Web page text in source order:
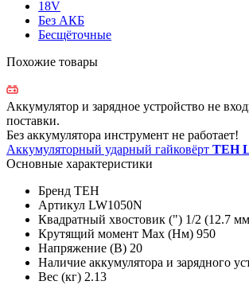
18V
Без АКБ
Бесщёточные
Похожие товары
Аккумулятор и зарядное устройство не
поставки.
Без аккумулятора инструмент не работает!
Аккумуляторный ударный гайковёрт TEH
Основные характеристики
Бренд TEH
Артикул LW1050N
Квадратный хвостовик (") 1/2 (12.7
Крутящий момент Max (Нм) 950
Напряжение (В) 20
Наличие аккумулятора и зарядного
Вес (кг) 2.13